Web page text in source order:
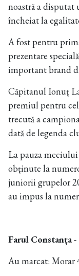
noastră a
încheiat la
A fost pentru
prezentare
important brand
Căpitanul Ionuț
premiul pentru
trecută a
dată de legenda
La pauza
obținute la
juniorii grupelor
au impus la
Farul Constanța -
Au marcat: Morar